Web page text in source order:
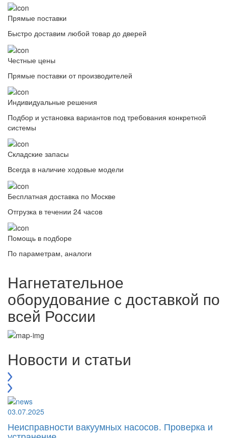
Прямые поставки
Быстро доставим любой товар до дверей
Честные цены
Прямые поставки от производителей
Индивидуальные решения
Подбор и установка вариантов под требования конкретной
системы
Складские запасы
Всегда в наличие ходовые модели
Бесплатная доставка по Москве
Отгрузка в течении 24 часов
Помощь в подборе
По параметрам, аналоги
Нагнетательное
оборудование с доставкой по
всей России
Новости и статьи
03.07.2025
Неисправности вакуумных насосов. Проверка и